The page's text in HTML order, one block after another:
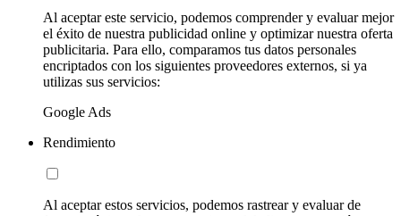
Al aceptar este servicio, podemos comprender y evaluar mejor
el éxito de nuestra publicidad online y optimizar nuestra oferta
publicitaria. Para ello, comparamos tus datos personales
encriptados con los siguientes proveedores externos, si ya
utilizas sus servicios:
Google Ads
Rendimiento
Al aceptar estos servicios, podemos rastrear y evaluar de